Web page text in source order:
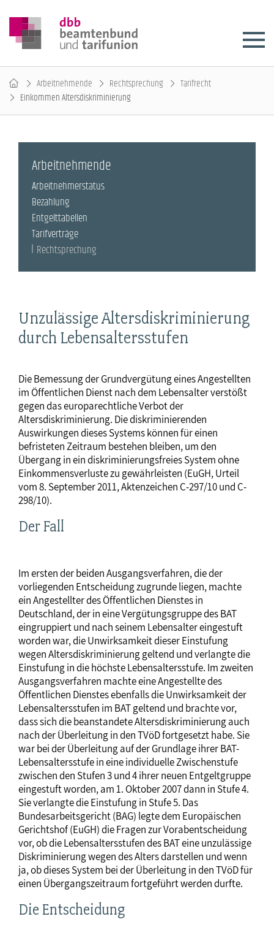
Arbeitnehmende Rechtsprechung
Tarifrecht
Einkommen Altersdiskriminierung
Unzulässige Altersdiskriminierung
durch Lebensaltersstufen
Die Bemessung der Grundvergütung eines Angestellten
im Öffentlichen Dienst nach dem Lebensalter verstößt
gegen das europarechtliche Verbot der
Altersdiskriminierung. Die diskriminierenden
Auswirkungen dieses Systems können für einen
befristeten Zeitraum bestehen bleiben, um den
Übergang in ein diskriminierungsfreies System ohne
Einkommensverluste zu gewährleisten (EuGH, Urteil
vom 8. September 2011, Aktenzeichen C-297/10 und C-
298/10).
Der Fall
Im ersten der beiden Ausgangsverfahren, die der
vorliegenden Entscheidung zugrunde liegen, machte
ein Angestellter des Öffentlichen Dienstes in
Deutschland, der in eine Vergütungsgruppe des BAT
eingruppiert und nach seinem Lebensalter eingestuft
worden war, die Unwirksamkeit dieser Einstufung
wegen Altersdiskriminierung geltend und verlangte die
Einstufung in die höchste Lebensaltersstufe. Im zweiten
Ausgangsverfahren machte eine Angestellte des
Öffentlichen Dienstes ebenfalls die Unwirksamkeit der
Lebensaltersstufen im BAT geltend und brachte vor,
dass sich die beanstandete Altersdiskriminierung auch
nach der Überleitung in den TVöD fortgesetzt habe. Sie
war bei der Überleitung auf der Grundlage ihrer BAT-
Lebensaltersstufe in eine individuelle Zwischenstufe
zwischen den Stufen 3 und 4 ihrer neuen Entgeltgruppe
eingestuft worden, am 1. Oktober 2007 dann in Stufe 4.
Sie verlangte die Einstufung in Stufe 5. Das
Bundesarbeitsgericht (BAG) legte dem Europäischen
Gerichtshof (EuGH) die Fragen zur Vorabentscheidung
vor, ob die Lebensaltersstufen des BAT eine unzulässige
Diskriminierung wegen des Alters darstellen und wenn
ja, ob dieses System bei der Überleitung in den TVöD für
einen Übergangszeitraum fortgeführt werden durfte.
Die Entscheidung
Arbeitnehmende
Arbeitnehmerstatus
Bezahlung
Entgelttabellen
Tarifverträge
Rechtsprechung